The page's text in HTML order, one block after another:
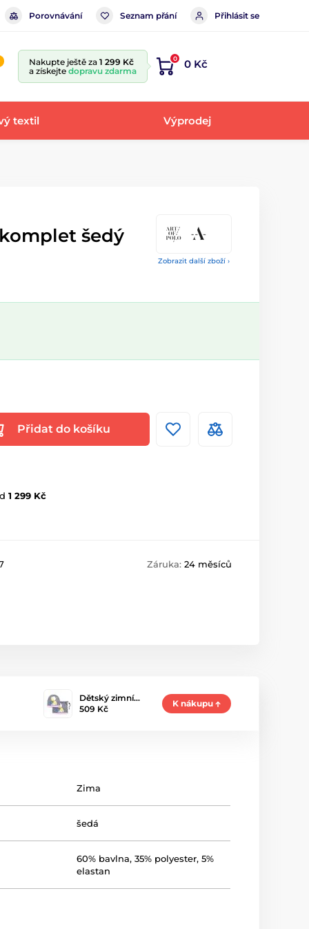
Porovnávání Seznam přání Přihlásit se
Nakupte ještě za 1 299 Kč
a získejte dopravu zdarma
0 0 Kč
textil Výprodej
Zobrazit další zboží ›
šedý
Přidat do košíku
1 299 Kč
Záruka: 24 měsíců
Dětský zimní…
509 Kč
K nákupu
Zima
šedá
60% bavlna, 35% polyester, 5%
elastan